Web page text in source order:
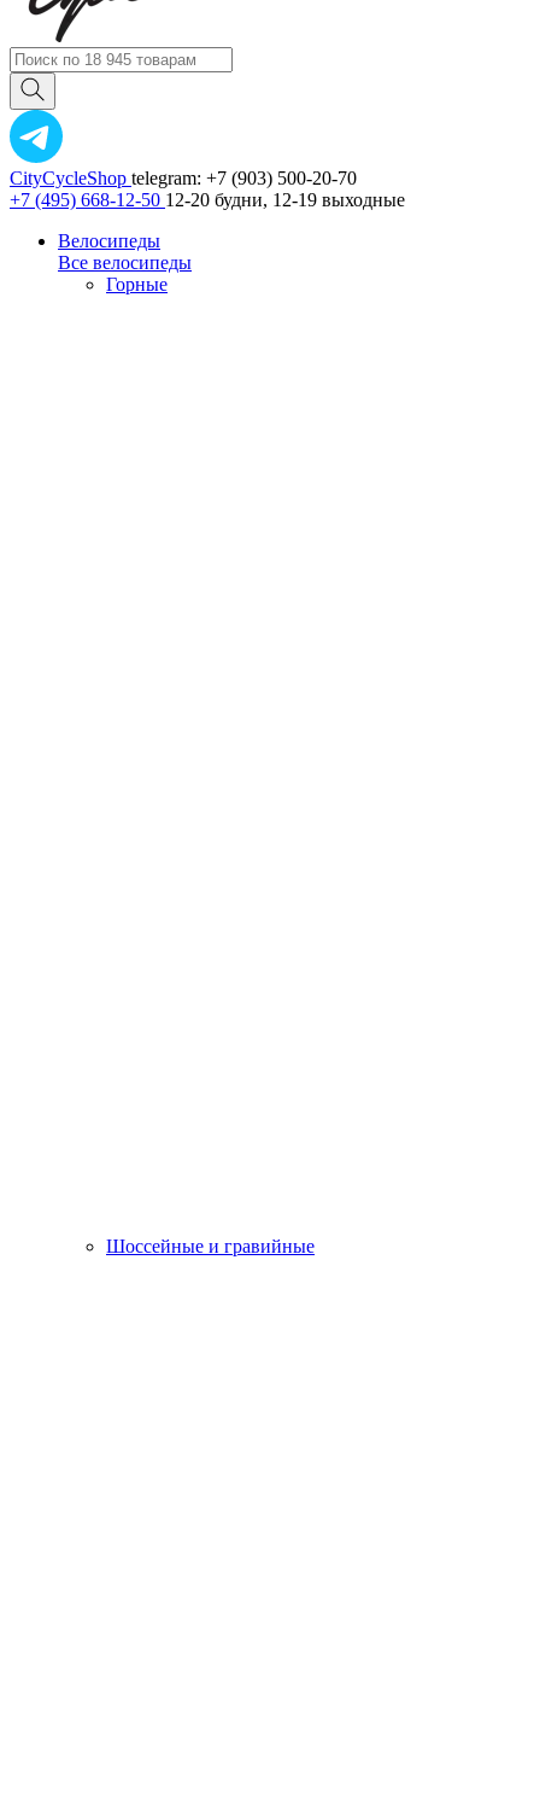
CityCycleShop telegram: +7 (903) 500-20-70
+7 (495) 668-12-50 12-20 будни, 12-19 выходные
Велосипеды
Все велосипеды
Горные
Шоссейные и гравийные